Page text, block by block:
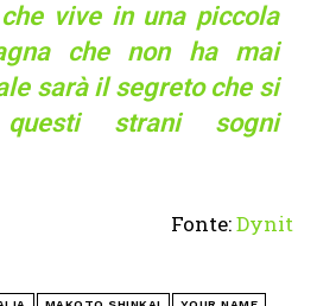
vive in una piccola
che non ha mai
sarà il segreto che si
strani sogni
Fonte:Dynit